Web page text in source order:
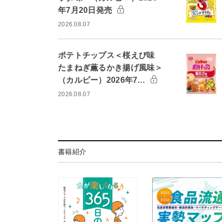
年7月20日発売
2026.08.07
ポテトチップス＜桜えび味
たまねぎ薫るかき揚げ風味＞
（カルビー）2026年7…
2026.08.07
書籍紹介